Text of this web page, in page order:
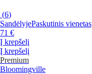
(6)
SandėlyjePaskutinis vienetas
71 €
Į krepšelį
Į krepšelį
Premium
Bloomingville